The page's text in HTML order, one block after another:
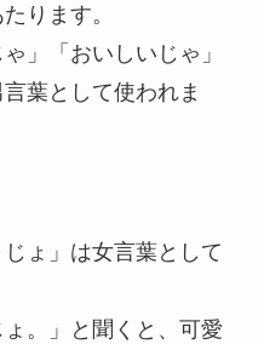
ります。
」「おいしいじゃ」
葉として使われま
ょ」は女言葉として
。」と聞くと、可愛